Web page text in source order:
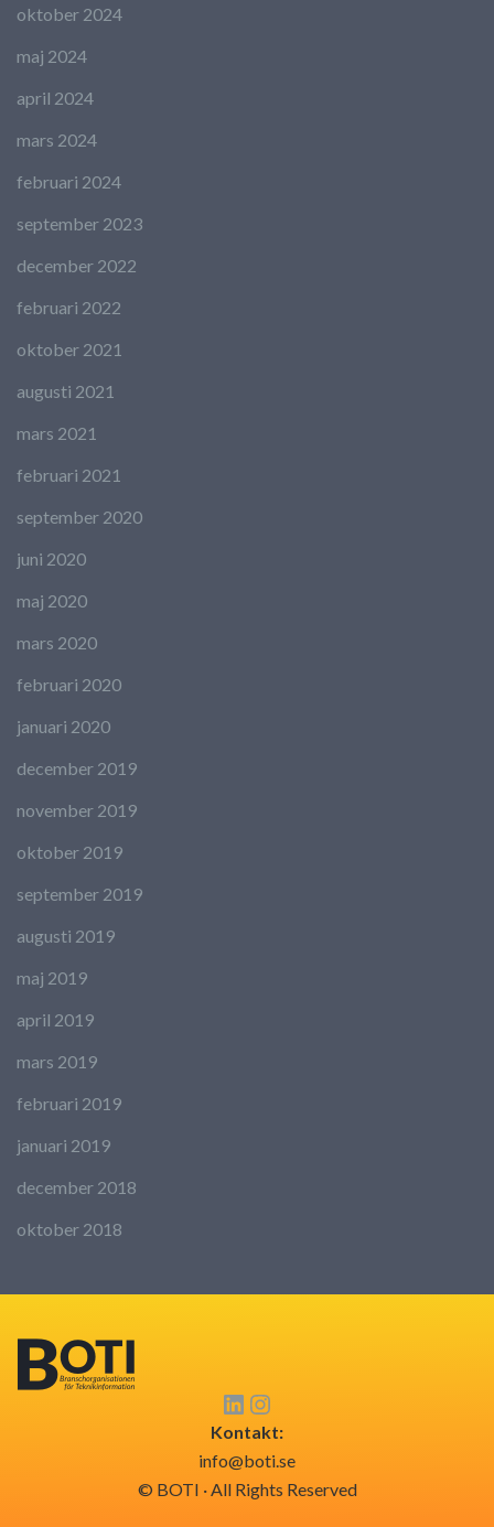
oktober 2024
maj 2024
april 2024
mars 2024
februari 2024
september 2023
december 2022
februari 2022
oktober 2021
augusti 2021
mars 2021
februari 2021
september 2020
juni 2020
maj 2020
mars 2020
februari 2020
januari 2020
december 2019
november 2019
oktober 2019
september 2019
augusti 2019
maj 2019
april 2019
mars 2019
februari 2019
januari 2019
december 2018
oktober 2018
Kontakt:
info@boti.se
© BOTI · All Rights Reserved